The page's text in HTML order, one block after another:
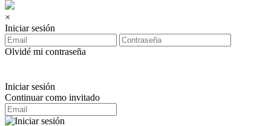
×
Iniciar sesión
Olvidé mi contraseña
Iniciar sesión
Continuar como invitado